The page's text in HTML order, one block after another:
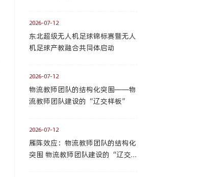
2026-07-12
东北超级无人机足球锦标赛暨无人
机足球产教融合共同体启动
2026-07-12
物流教师团队的结构化突围——物
流教师团队建设的“辽交样板”
2026-07-12
雁阵效应：物流教师团队的结构化
突围 物流教师团队建设的“辽交